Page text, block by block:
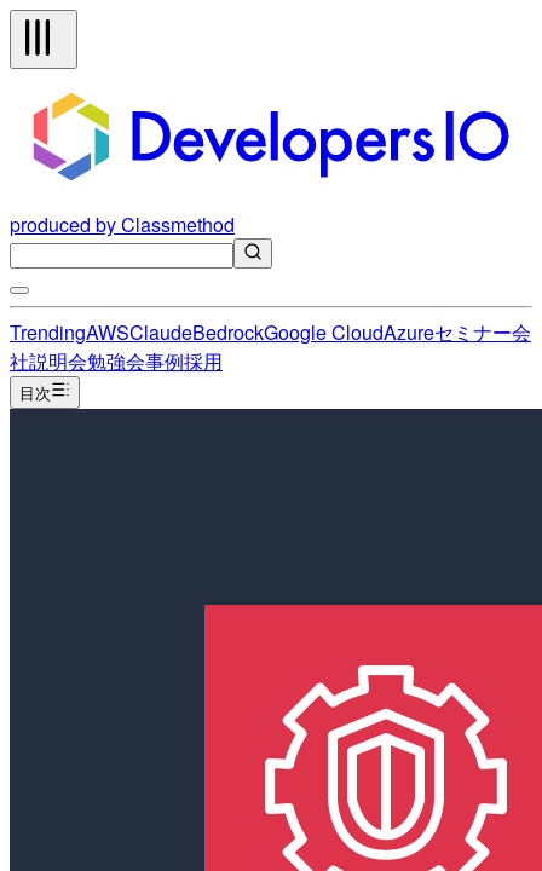
produced by Classmethod
TrendingAWSClaudeBedrockGoogle CloudAzureセミナー会
社説明会勉強会事例採用
目次